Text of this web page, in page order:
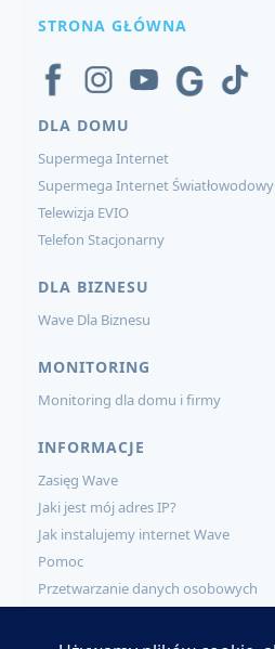
STRONA GŁÓWNA
DLA DOMU
Supermega Internet
Supermega Internet Światłowodowy
Telewizja EVIO
Telefon Stacjonarny
DLA BIZNESU
Wave Dla Biznesu
MONITORING
Monitoring dla domu i firmy
INFORMACJE
Zasięg Wave
Jaki jest mój adres IP?
Jak instalujemy internet Wave
Pomoc
Przetwarzanie danych osobowych